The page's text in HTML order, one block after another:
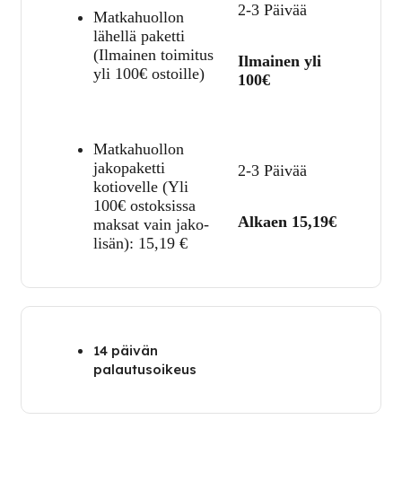
Matkahuollon
lähellä paketti
(Ilmainen toimitus
yli 100€ ostoille)
2-3 Päivää
Ilmainen yli
100€
Matkahuollon
jakopaketti
kotiovelle (Yli
100€ ostoksissa
maksat vain jako-
lisän): 15,19 €
2-3 Päivää
Alkaen 15,19€
14 päivän
palautusoikeus